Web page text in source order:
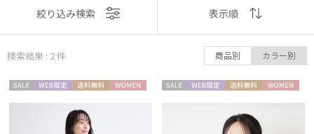
表示
おすすめ
価格の高い
絞り込み検索 表示順
検索結果 : 2件 商品別 カラー別
料
料